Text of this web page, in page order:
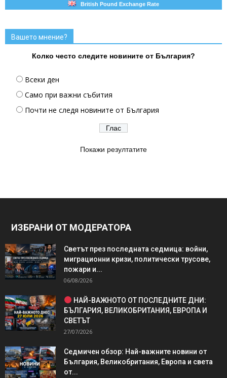
British Pound Exchange Rate
Вашето мнение?
Колко често следите новините от България?
Всеки ден
Само при важни събития
Почти не следя новините от България
Покажи резултатите
ИЗБРАНИ ОТ МОДЕРАТОРА
Светът през последната седмица: войни,
миграционни кризи, политически трусове,
пожари и...
06/08/2026
НАЙ-ВАЖНОТО ОТ ПОСЛЕДНИТЕ ДНИ:
БЪЛГАРИЯ, ВЕЛИКОБРИТАНИЯ, ЕВРОПА И
СВЕТЪТ
27/07/2026
Седмичен обзор: Най-важните новини от
България, Великобритания, Европа и света
от...